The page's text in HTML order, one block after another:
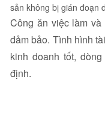
sản không bị gián đoạn
Công ăn việc làm
đảm bảo. Tình hình
kinh doanh tốt,
định.